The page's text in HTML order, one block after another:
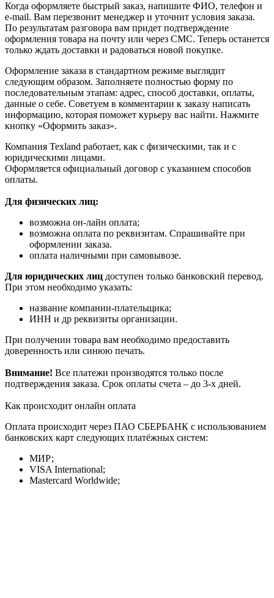
Когда оформляете быстрый заказ, напишите ФИО, телефон и
e-mail. Вам перезвонит менеджер и уточнит условия заказа.
По результатам разговора вам придет подтверждение
оформления товара на почту или через СМС. Теперь останется
только ждать доставки и радоваться новой покупке.
Оформление заказа в стандартном режиме выглядит
следующим образом. Заполняете полностью форму по
последовательным этапам: адрес, способ доставки, оплаты,
данные о себе. Советуем в комментарии к заказу написать
информацию, которая поможет курьеру вас найти. Нажмите
кнопку «Оформить заказ».
Компания Texland работает, как с физическими, так и с
юридическими лицами.
Оформляется официальный договор с указанием способов
оплаты.
Для физических лиц:
возможна он-лайн оплата;
возможна оплата по реквизитам. Спрашивайте при
оформлении заказа.
оплата наличными при самовывозе.
Для юридических лиц доступен только банковский перевод.
При этом необходимо указать:
название компании-плательщика;
ИНН и др реквизиты организации.
При получении товара вам необходимо предоставить
доверенность или синюю печать.
Внимание! Все платежи производятся только после
подтверждения заказа. Срок оплаты счета – до 3-х дней.
Как происходит онлайн оплата
Оплата происходит через ПАО СБЕРБАНК с использованием
банковских карт следующих платёжных систем:
МИР;
VISA International;
Mastercard Worldwide;